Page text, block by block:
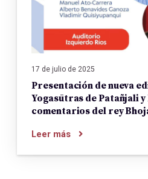
17 de julio de 2025
Presentación de nueva
Yogasūtras de Patañjali y
comentarios del rey
Leer más